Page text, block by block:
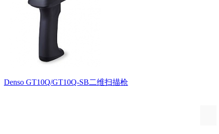
Denso GT10Q/GT10Q-SB二维扫描枪